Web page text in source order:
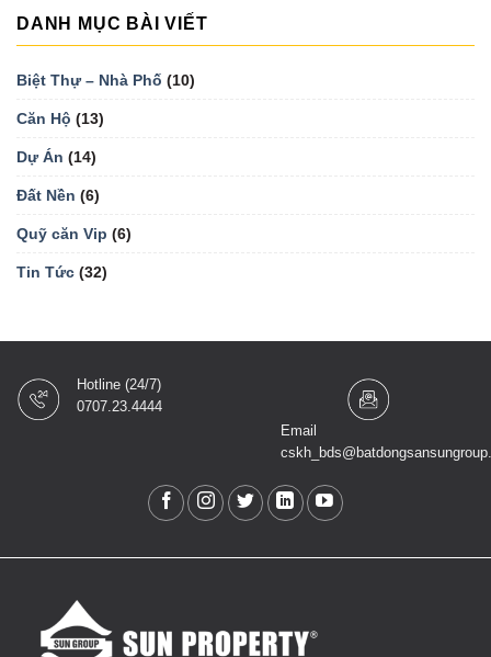
DANH MỤC BÀI VIẾT
Biệt Thự – Nhà Phố (10)
Căn Hộ (13)
Dự Án (14)
Đất Nền (6)
Quỹ căn Vip (6)
Tin Tức (32)
Hotline (24/7)
0707.23.4444
Email